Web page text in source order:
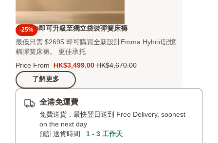
-25%
+$2695即可升級至獨立袋裝彈簧床褥
最低只需 $2695 即可購買全新設計Emma Hybrid記憶
棉彈簧床褥。 更佳承托
Price From
價
格
HK$3,499.00
HK$3,499.00
原
HK$4,670.00
HK$4,670.00
了解更多
全港免運費
免費送貨，最快翌日送到 Free Delivery, soonest
on the next day
預計送貨時間: 1 - 3 工作天